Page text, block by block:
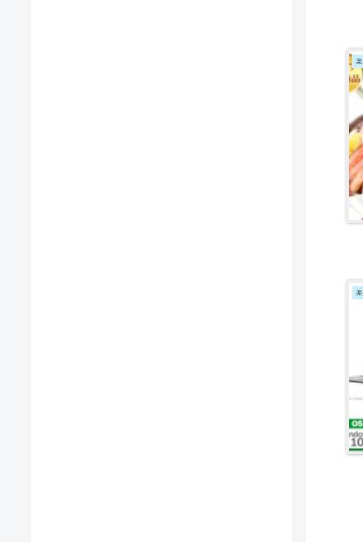
楽
楽